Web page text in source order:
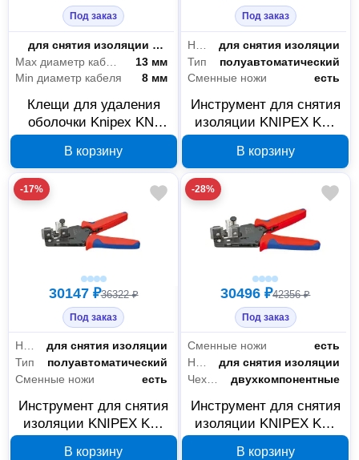
Под заказ
Назначение
для снятия изоляции и резки проводов
13 мм
Min диаметр кабеля
8 мм
Клещи для удаления
оболочки Knipex KN-
В корзину
Под заказ
для снятия изоляции
Тип
полуавтоматический
Сменные ножи
есть
Инструмент для снятия
изоляции KNIPEX KN-
В корзину
-17%
30147 ₽36322 ₽
Под заказ
Назначение
для снятия изоляции
Тип
полуавтоматический
Сменные ножи
есть
Инструмент для снятия
изоляции KNIPEX KN-
В корзину
-28%
30496 ₽42356 ₽
Под заказ
Сменные ножи
есть
Назначение
для снятия изоляции
Чехлы-рукоятки
двухкомпонентные
Инструмент для снятия
изоляции KNIPEX KN-
В корзину